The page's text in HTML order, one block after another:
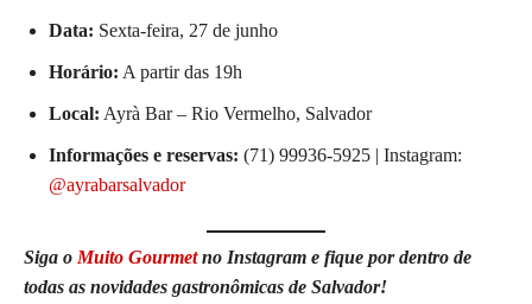
Data: Sexta-feira, 27 de junho
Horário: A partir das 19h
Local: Ayrà Bar – Rio Vermelho, Salvador
Informações e reservas: (71) 99936-5925 | Instagram:
@ayrabarsalvador
Siga o Muito Gourmetno Instagram e fique por dentro de
todas as novidades gastronômicas de Salvador!